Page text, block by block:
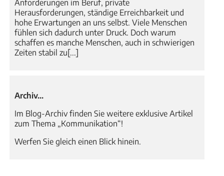
Anforderungen im Beruf, private
Herausforderungen, ständige Erreichbarkeit und
hohe Erwartungen an uns selbst. Viele Menschen
fühlen sich dadurch unter Druck. Doch warum
schaffen es manche Menschen, auch in schwierigen
Zeiten stabil zu[...]
Archiv...
Im Blog-Archiv finden Sie weitere exklusive Artikel
zum Thema „Kommunikation“!
Werfen Sie gleich einen Blick hinein.